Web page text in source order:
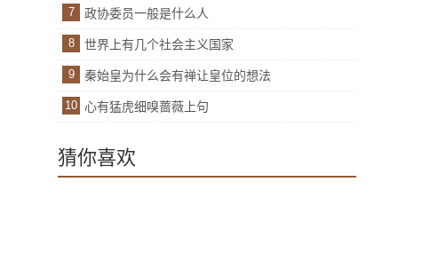
7 政协委员一般是什么人
8 世界上有几个社会主义国家
9 秦始皇为什么会有禅让皇位的想法
10 心有猛虎细嗅蔷薇上句
猜你喜欢